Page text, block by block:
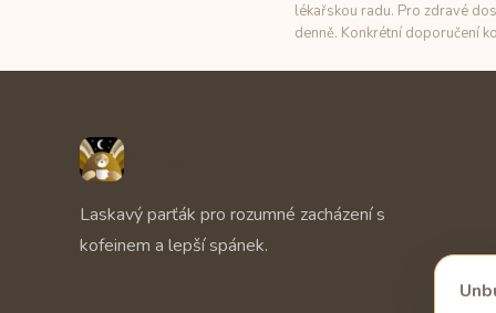
lékařskou radu. Pro zdravé
denně. Konkrétní doporučení
Laskavý parťák pro rozumné zacházení s
kofeinem a lepší spánek.